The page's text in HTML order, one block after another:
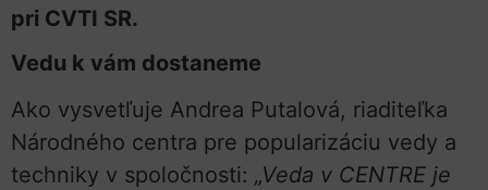
pri CVTI SR.
Vedu k vám dostaneme
Ako vysvetľuje Andrea Putalová, riaditeľka
Národného centra pre popularizáciu vedy a
techniky v spoločnosti: „Veda v CENTRE je